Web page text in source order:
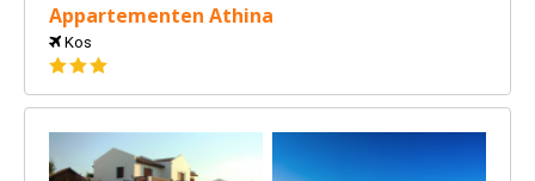
Appartementen Athina
Kos
3